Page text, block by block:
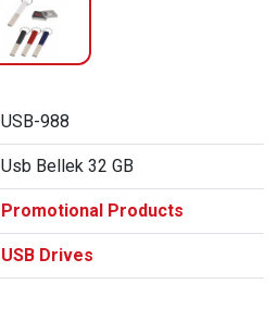
USB-988
Usb Bellek 32 GB
Promotional Products
USB Drives